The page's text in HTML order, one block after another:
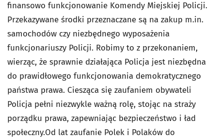
finansowo funkcjonowanie Komendy Miejskiej Policji.
Przekazywane środki przeznaczane są na zakup m.in.
samochodów czy niezbędnego wyposażenia
funkcjonariuszy Policji. Robimy to z przekonaniem,
wierząc, że sprawnie działająca Policja jest niezbędna
do prawidłowego funkcjonowania demokratycznego
państwa prawa. Ciesząca się zaufaniem obywateli
Policja pełni niezwykle ważną rolę, stojąc na straży
porządku prawa, zapewniając bezpieczeństwo i ład
społeczny.Od lat zaufanie Polek i Polaków do